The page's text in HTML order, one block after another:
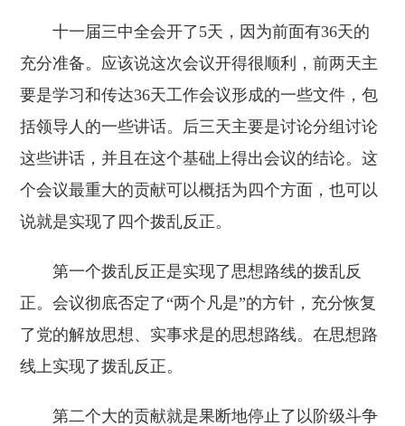
十一届三中全会开了5天，因为前面有36天的
充分准备。应该说这次会议开得很顺利，前两天主
要是学习和传达36天工作会议形成的一些文件，包
括领导人的一些讲话。后三天主要是讨论分组讨论
这些讲话，并且在这个基础上得出会议的结论。这
个会议最重大的贡献可以概括为四个方面，也可以
说就是实现了四个拨乱反正。
第一个拨乱反正是实现了思想路线的拨乱反
正。会议彻底否定了“两个凡是”的方针，充分恢复
了党的解放思想、实事求是的思想路线。在思想路
线上实现了拨乱反正。
第二个大的贡献就是果断地停止了以阶级斗争